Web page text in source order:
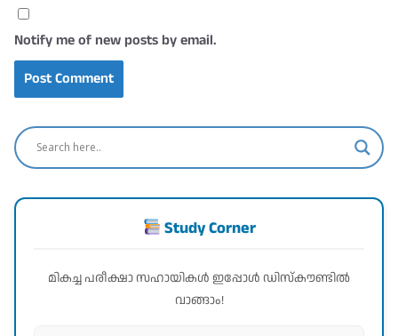
Notify me of new posts by email.
Study Corner
മികച്ച പരീക്ഷാ സഹായികൾ ഇപ്പോൾ ഡിസ്കൗണ്ടിൽ
വാങ്ങാം!